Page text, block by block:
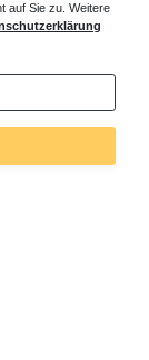
auf Sie zu. Weitere